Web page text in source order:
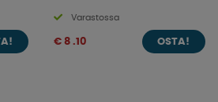
Varastossa
€ 8 .10 OSTA!